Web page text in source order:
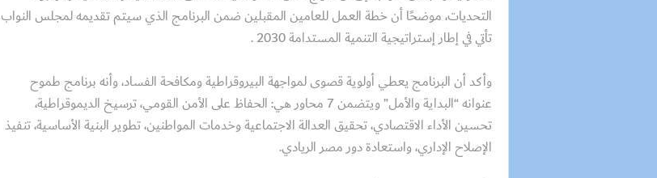
التحديات، موضحًا أن خطة العمل للعامين المقبلين ضمن البرنامج الذي سيتم تقديمه لمجلس النواب
تأتي في إطار إستراتيجية التنمية المستدامة 2030 .
وأكد أن البرنامج يعطي أولوية قصوى لمواجهة البيروقراطية ومكافحة الفساد، وأنه برنامج طموح
عنوانه “البداية والأمل” ويتضمن 7 محاور هي: الحفاظ على الأمن القومي، ترسيخ الديموقراطية،
تحسين الأداء الاقتصادي، تحقيق العدالة الاجتماعية وخدمات المواطنين، تطوير البنية الأساسية، تنفيذ
الإصلاح الإداري، واستعادة دور مصر الريادي.